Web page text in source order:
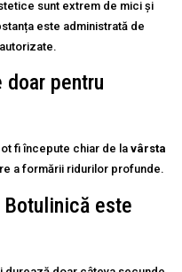
sunt extrem de mici și
este administrată de
pentru
fi începute chiar de la vârsta
a formării ridurilor profunde.
Botulinică este